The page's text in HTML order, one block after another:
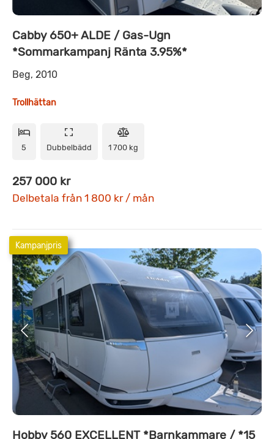
Cabby 650+ ALDE / Gas-Ugn
*Sommarkampanj Ränta 3.95%*
Beg, 2010
Trollhättan
5 Dubbelbädd 1 700 kg
257 000 kr
Delbetala från 1 800 kr / mån
Kampanjpris
Hobby 560 EXCELLENT *Barnkammare / *15